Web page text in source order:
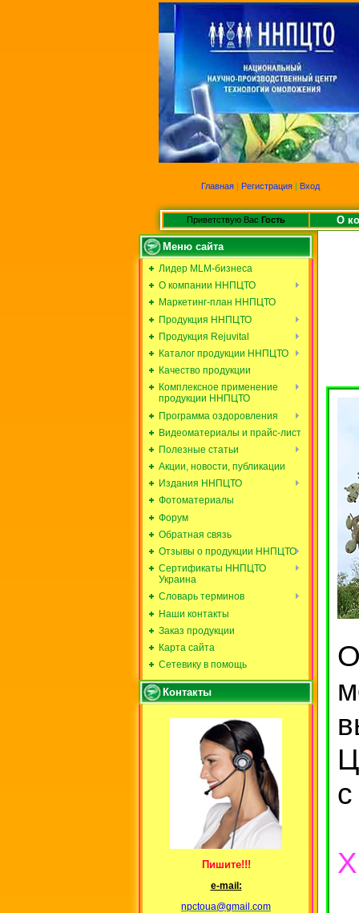
Главная | Регистрация | Вход
Приветствую Вас Гость О
Меню сайта
Лидер MLM-бизнеса
О компании ННПЦТО
Маркетинг-план ННПЦТО
Продукция ННПЦТО
Продукция Rejuvital
Каталог продукции ННПЦТО
Качество продукции
Комплексное применение
продукции ННПЦТО
Программа оздоровления
Видеоматериалы и прайс-лист
Полезные статьи
Акции, новости, публикации
Издания ННПЦТО
Фотоматериалы
Форум
Обратная связь
Отзывы о продукции ННПЦТО
Сертификаты ННПЦТО
Украина
Словарь терминов
Наши контакты
Заказ продукции
Карта сайта
Сетевику в помощь
Контакты
Пишите!!!
е-mail:
npctoua@gmail.com